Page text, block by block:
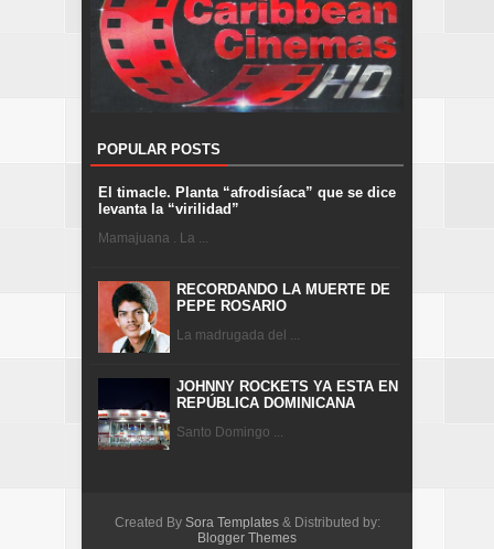
POPULAR POSTS
El timacle. Planta “afrodisíaca” que se dice
levanta la “virilidad”
Mamajuana . La ...
RECORDANDO LA MUERTE DE
PEPE ROSARIO
La madrugada del ...
JOHNNY ROCKETS YA ESTA EN
REPÚBLICA DOMINICANA
Santo Domingo ...
Created By Sora Templates& Distributed by:
Blogger Themes